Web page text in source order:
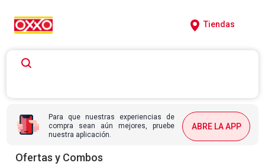
Tiendas
Para que nuestras experiencias de
compra sean aún mejores, pruebe
nuestra aplicación.
ABRE LA APP
Ofertas y Combos